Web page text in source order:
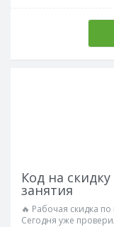
Код на
занятия
🔥 Рабочая скидка
Сегодня уже